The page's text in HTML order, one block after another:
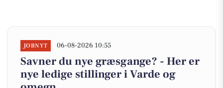
JOBNYT 06-08-2026 10:55
Savner du nye græsgange? - Her er
nye ledige stillinger i Varde og